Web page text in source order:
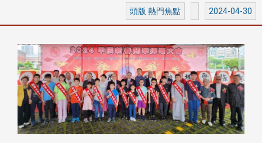
頭版 熱門焦點 2024-04-30